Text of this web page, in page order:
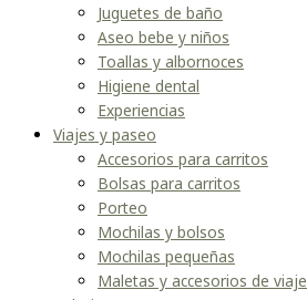
Juguetes de baño
Aseo bebe y niños
Toallas y albornoces
Higiene dental
Experiencias
Viajes y paseo
Accesorios para carritos
Bolsas para carritos
Porteo
Mochilas y bolsos
Mochilas pequeñas
Maletas y accesorios de viaje